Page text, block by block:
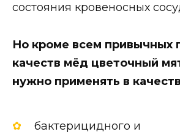
состояния кровеносных
Но кроме всем привычных
качеств мёд цветочный
нужно применять в
бактерицидного и